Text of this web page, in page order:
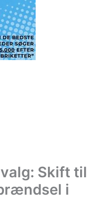
Skift til
i